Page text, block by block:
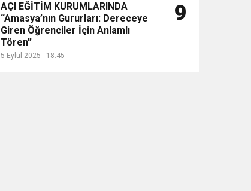
AÇI EĞİTİM KURUMLARINDA
“Amasya’nın Gururları: Dereceye
Giren Öğrenciler İçin Anlamlı
Tören”
5 Eylül 2025 - 18:45
9